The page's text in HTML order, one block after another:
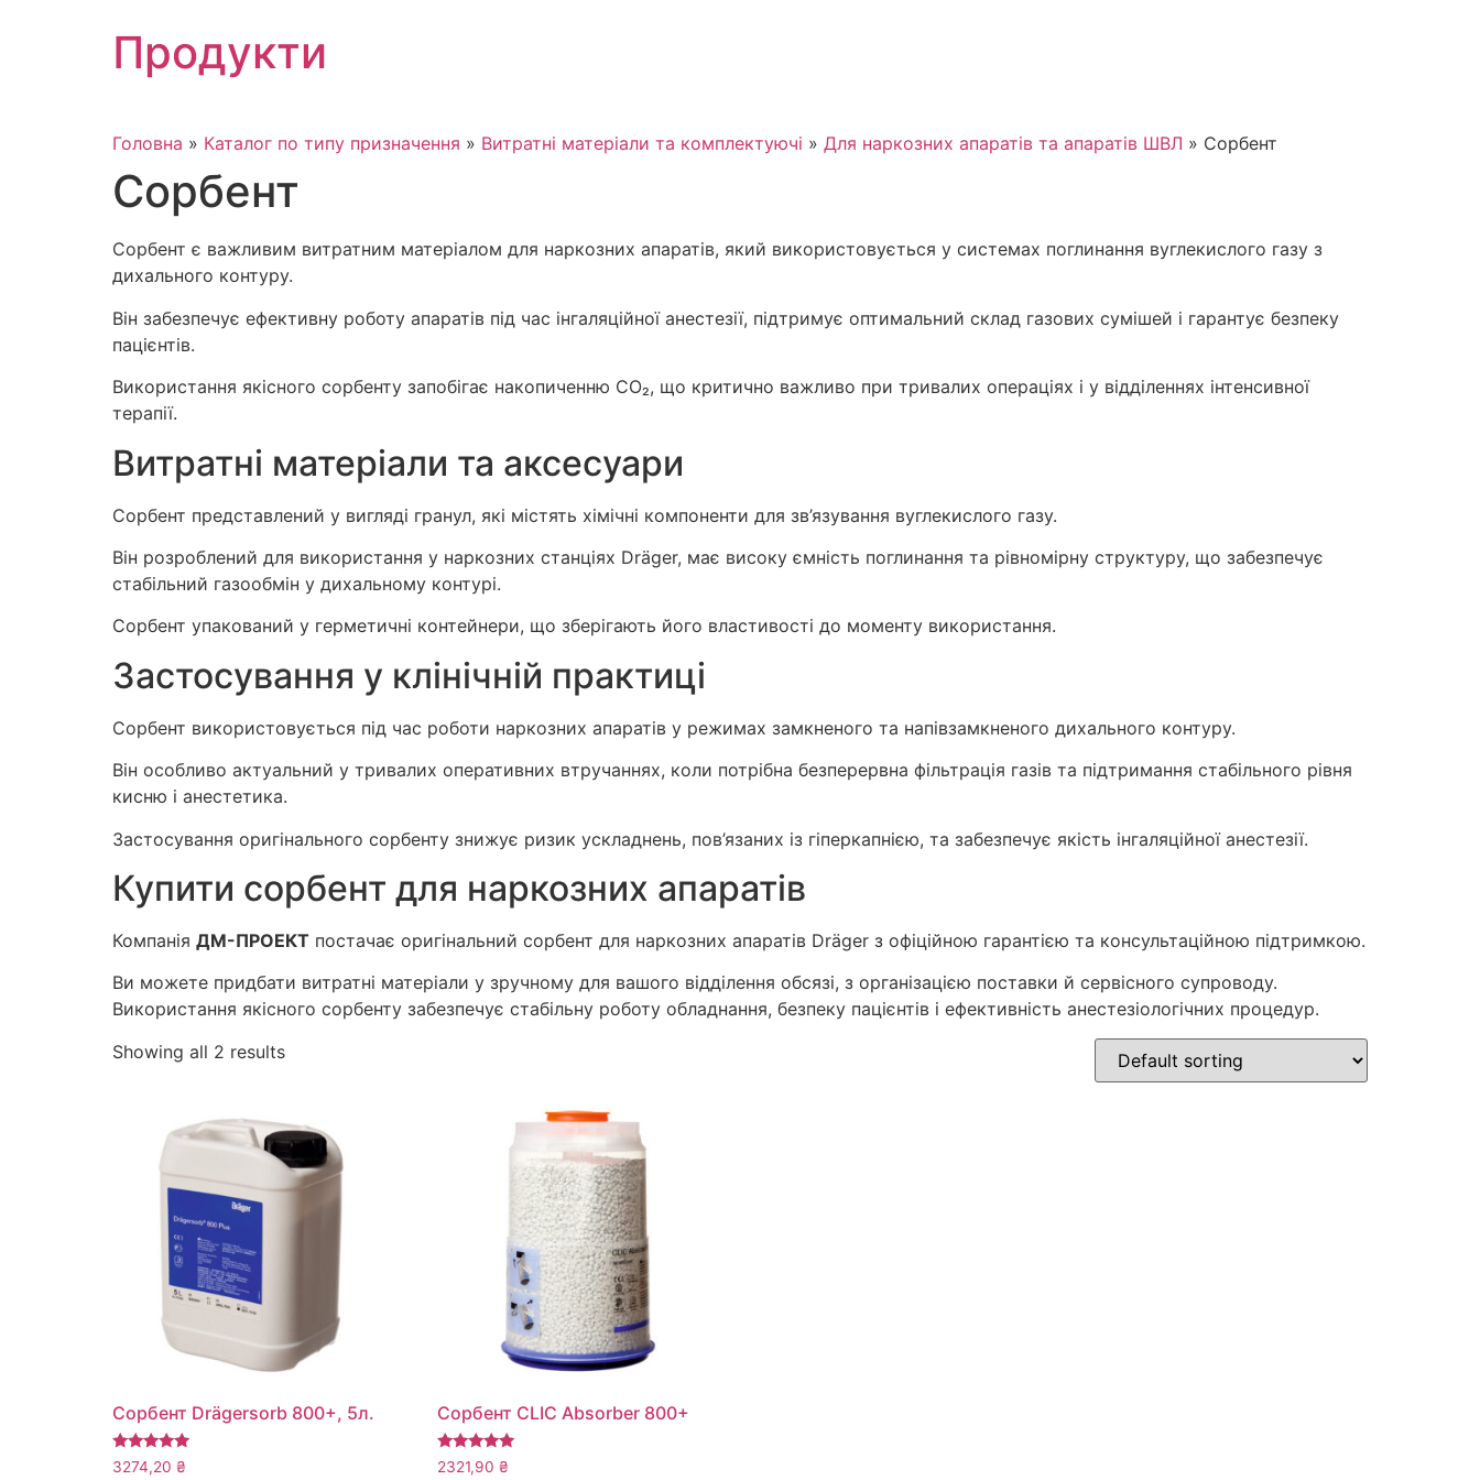
Продукти
Головна » Каталог по типу призначення » Витратні матеріали та комплектуючі » Для наркозних апаратів та апаратів ШВЛ » Сорбент
Сорбент
Сорбент є важливим витратним матеріалом для наркозних апаратів, який використовується у системах поглинання вуглекислого газу з
дихального контуру.
Він забезпечує ефективну роботу апаратів під час інгаляційної анестезії, підтримує оптимальний склад газових сумішей і гарантує безпеку
пацієнтів.
Використання якісного сорбенту запобігає накопиченню CO₂, що критично важливо при тривалих операціях і у відділеннях інтенсивної
терапії.
Витратні матеріали та аксесуари
Сорбент представлений у вигляді гранул, які містять хімічні компоненти для зв’язування вуглекислого газу.
Він розроблений для використання у наркозних станціях Dräger, має високу ємність поглинання та рівномірну структуру, що забезпечує
стабільний газообмін у дихальному контурі.
Сорбент упакований у герметичні контейнери, що зберігають його властивості до моменту використання.
Застосування у клінічній практиці
Сорбент використовується під час роботи наркозних апаратів у режимах замкненого та напівзамкненого дихального контуру.
Він особливо актуальний у тривалих оперативних втручаннях, коли потрібна безперервна фільтрація газів та підтримання стабільного рівня
кисню і анестетика.
Застосування оригінального сорбенту знижує ризик ускладнень, пов’язаних із гіперкапнією, та забезпечує якість інгаляційної анестезії.
Купити сорбент для наркозних апаратів
Компанія ДМ-ПРОЕКТ постачає оригінальний сорбент для наркозних апаратів Dräger з офіційною гарантією та консультаційною підтримкою.
Ви можете придбати витратні матеріали у зручному для вашого відділення обсязі, з організацією поставки й сервісного супроводу.
Використання якісного сорбенту забезпечує стабільну роботу обладнання, безпеку пацієнтів і ефективність анестезіологічних процедур.
Showing all 2 results
Сорбент Drägersorb 800+, 5л.
Rated
5.00
3274,20 ₴
Сорбент CLIC Absorber 800+
Rated
5.00
2321,90 ₴